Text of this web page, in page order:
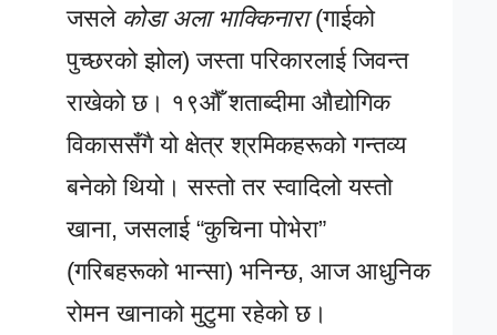
जसले कोडा अला भाक्किनारा(गाईको
पुच्छरको झोल) जस्ता परिकारलाई जिवन्त
राखेको छ। १९औँ शताब्दीमा औद्योगिक
विकाससँगै यो क्षेत्र श्रमिकहरूको गन्तव्य
बनेको थियो। सस्तो तर स्वादिलो यस्तो
खाना, जसलाई “कुचिना पोभेरा”
(गरिबहरूको भान्सा) भनिन्छ, आज आधुनिक
रोमन खानाको मुटुमा रहेको छ।